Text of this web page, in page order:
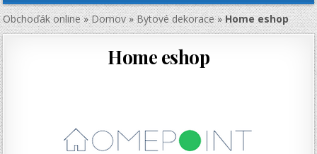
Obchoďák online»Domov»Bytové dekorace»Home eshop
Home eshop